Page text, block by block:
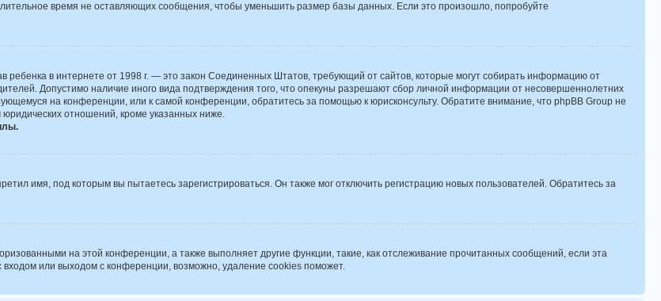
время не оставляющих сообщения, чтобы уменьшить размер базы данных. Если это произошло, попробуйте
ребенка в интернете от 1998 г. — это закон Соединенных Штатов, требующий от сайтов, которые могут собирать информацию от
Допустимо наличие иного вида подтверждения того, что опекуны разрешают сбор личной информации от несовершеннолетних
на конференции, или к самой конференции, обратитесь за помощью к юрисконсульту. Обратите внимание, что phpBB Group не
отношений, кроме указанных ниже.
имя, под которым вы пытаетесь зарегистрироваться. Он также мог отключить регистрацию новых пользователей. Обратитесь за
на этой конференции, а также выполняет другие функции, такие, как отслеживание прочитанных сообщений, если эта
или выходом с конференции, возможно, удаление cookies поможет.